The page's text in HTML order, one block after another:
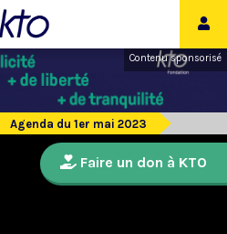
Contenu sponsorisé
Agenda du 1er mai 2023
Faire un don à KTO